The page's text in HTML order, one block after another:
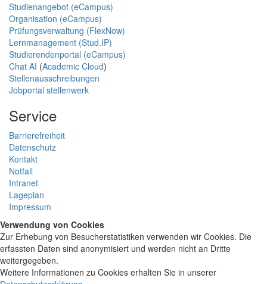
Studienangebot (eCampus)
Organisation (eCampus)
Prüfungsverwaltung (FlexNow)
Lernmanagement (Stud.IP)
Studierendenportal (eCampus)
Chat AI (Academic Cloud)
Stellenausschreibungen
Jobportal stellenwerk
Service
Barrierefreiheit
Datenschutz
Kontakt
Notfall
Intranet
Lageplan
Impressum
Verwendung von Cookies
Zur Erhebung von Besucherstatistiken verwenden wir Cookies. Die
erfassten Daten sind anonymisiert und werden nicht an Dritte
weitergegeben.
Weitere Informationen zu Cookies erhalten Sie in unserer